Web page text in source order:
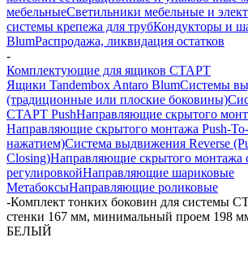
мебельныеСветильники мебельные и
системы крепежа для трубКондукторы и
BlumРаспродажа, ликвидация остатков
-
Комплектующие для ящиков СТАРТ
Ящики Tandembox Antaro BlumСистемы
(традиционные или плоские боковины)
СТАРТ PushНаправляющие скрытого
Направляющие скрытого монтажа Push-
нажатием)Система выдвижения Reverse
Closing)Направляющие скрытого монтажа
регулировкойНаправляющие шариковые
МетабоксыНаправляющие роликовые
-Комплект тонких боковин для системы
стенки 167 мм, минимальный проем 198
БЕЛЫЙ